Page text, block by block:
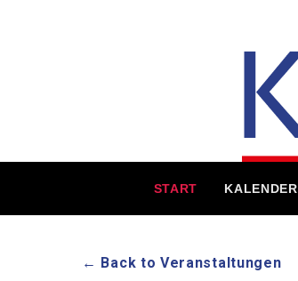
START KALENDER
← Back to Veranstaltungen